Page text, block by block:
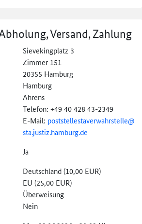
Versand, Zahlung
Sievekingplatz 3
Zimmer 151
20355 Hamburg
Hamburg
Ahrens
Telefon: +49 40 428 43-2349
E-Mail: poststellestaverwahrstelle@
sta.justiz.hamburg.de
Ja
Deutschland (10,00 EUR)
EU (25,00 EUR)
Überweisung
Nein